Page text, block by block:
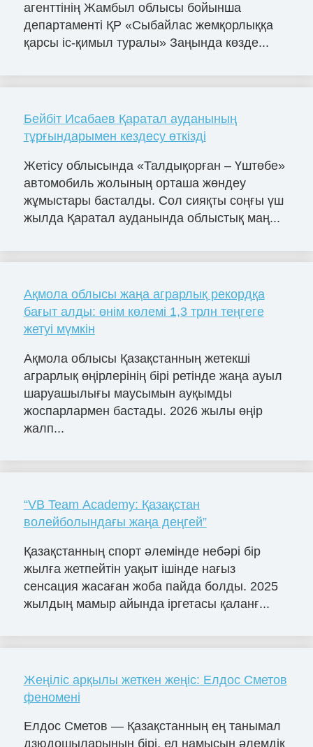
агенттінің Жамбыл облысы бойынша
департаменті ҚР «Сыбайлас жемқорлыққа
қарсы іс-қимыл туралы» Заңында көзде...
Бейбіт Исабаев Қаратал ауданының
тұрғындарымен кездесу өткізді
Жетісу облысында «Талдықорған – Үштөбе»
автомобиль жолының орташа жөндеу
жұмыстары басталды. Сол сияқты соңғы үш
жылда Қаратал ауданында облыстық маң...
Ақмола облысы жаңа аграрлық рекордқа
бағыт алды: өнім көлемі 1,3 трлн теңгеге
жетуі мүмкін
Ақмола облысы Қазақстанның жетекші
аграрлық өңірлерінің бірі ретінде жаңа ауыл
шаруашылығы маусымын ауқымды
жоспарлармен бастады. 2026 жылы өңір
жалп...
“VB Team Academy: Қазақстан
волейболындағы жаңа деңгей”
Қазақстанның спорт әлемінде небәрі бір
жылға жетпейтін уақыт ішінде нағыз
сенсация жасаған жоба пайда болды. 2025
жылдың мамыр айында іргетасы қаланғ...
Жеңіліс арқылы жеткен жеңіс: Елдос Сметов
феномені
Елдос Сметов — Қазақстанның ең танымал
дзюдошыларының бірі, ел намысын әлемдік